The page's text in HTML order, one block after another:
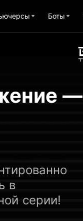
Боты
—
в
серии!